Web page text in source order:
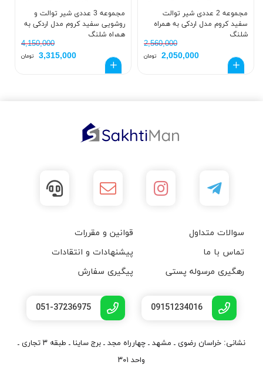
مجموعه 2 عددی شیر توالت
سفید کروم مدل اردکی به همراه
شلنگ
2,560,000
2,050,000 تومان
مجموعه 3 عددی شیر توالت و
روشویی سفید کروم مدل اردکی به
همراه شلنگ
4,150,000
3,315,000 تومان
سوالات متداول
قوانین و مقررات
تماس با ما
پیشنهادات و انتقادات
رهگیری مرسوله پستی
پیگیری سفارش
09151234016
051-37236975
نشانی: خراسان رضوی ـ مشهد ـ چهارراه مجد ـ برج ساینا ـ طبقه ۳ تجاری ـ
واحد ۳۰۱